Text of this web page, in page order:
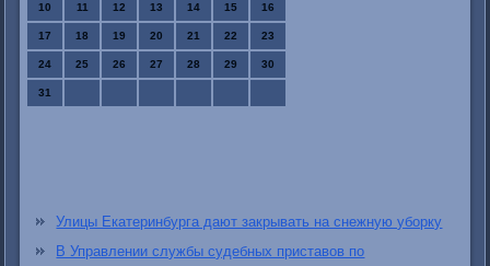
10 11 12 13 14 15 16
17 18 19 20 21 22 23
24 25 26 27 28 29 30
31
Улицы Екатеринбурга дают закрывать на снежную уборку
В Управлении службы судебных приставов по